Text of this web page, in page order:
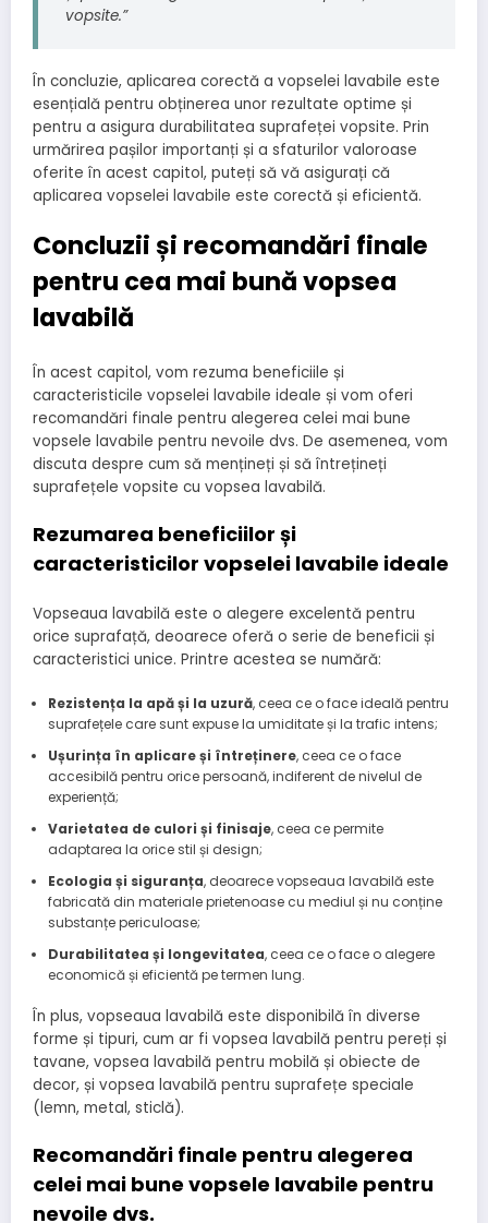
vopsite.”
În concluzie, aplicarea corectă a vopselei lavabile este
esențială pentru obținerea unor rezultate optime și
pentru a asigura durabilitatea suprafeței vopsite. Prin
urmărirea pașilor importanți și a sfaturilor valoroase
oferite în acest capitol, puteți să vă asigurați că
aplicarea vopselei lavabile este corectă și eficientă.
Concluzii și recomandări finale
pentru cea mai bună vopsea
lavabilă
În acest capitol, vom rezuma beneficiile și
caracteristicile vopselei lavabile ideale și vom oferi
recomandări finale pentru alegerea celei mai bune
vopsele lavabile pentru nevoile dvs. De asemenea, vom
discuta despre cum să mențineți și să întrețineți
suprafețele vopsite cu vopsea lavabilă.
Rezumarea beneficiilor și
caracteristicilor vopselei lavabile ideale
Vopseaua lavabilă este o alegere excelentă pentru
orice suprafață, deoarece oferă o serie de beneficii și
caracteristici unice. Printre acestea se numără:
Rezistența la apă și la uzură, ceea ce o face ideală pentru
suprafețele care sunt expuse la umiditate și la trafic intens;
Ușurința în aplicare și întreținere, ceea ce o face
accesibilă pentru orice persoană, indiferent de nivelul de
experiență;
Varietatea de culori și finisaje, ceea ce permite
adaptarea la orice stil și design;
Ecologia și siguranța, deoarece vopseaua lavabilă este
fabricată din materiale prietenoase cu mediul și nu conține
substanțe periculoase;
Durabilitatea și longevitatea, ceea ce o face o alegere
economică și eficientă pe termen lung.
În plus, vopseaua lavabilă este disponibilă în diverse
forme și tipuri, cum ar fi vopsea lavabilă pentru pereți și
tavane, vopsea lavabilă pentru mobilă și obiecte de
decor, și vopsea lavabilă pentru suprafețe speciale
(lemn, metal, sticlă).
Recomandări finale pentru alegerea
celei mai bune vopsele lavabile pentru
nevoile dvs.